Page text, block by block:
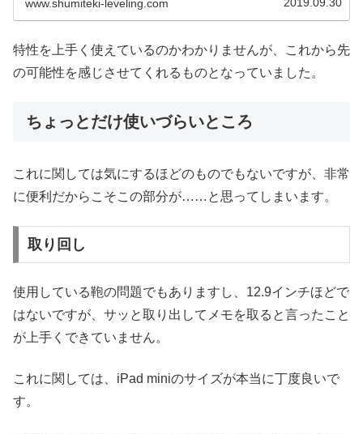
www.shumiteki-leveling.com 2019.09.30
特性を上手く使えているのかわかりませんが、これから先
の可能性を感じさせてくれるものとなっていました。
ちょっとだけ使いづらいところ
これに関しては気にするほどのものでもないですが、非常
に便利だからこそこの部分が……と思ってしまいます。
取り回し
使用している鞄の問題でもありますし、12.9インチほどで
はないですが、サッと取り出してメモを取ると言ったこと
が上手くできていません。
これに関しては、iPad miniのサイズが本当に丁度良いで
す。